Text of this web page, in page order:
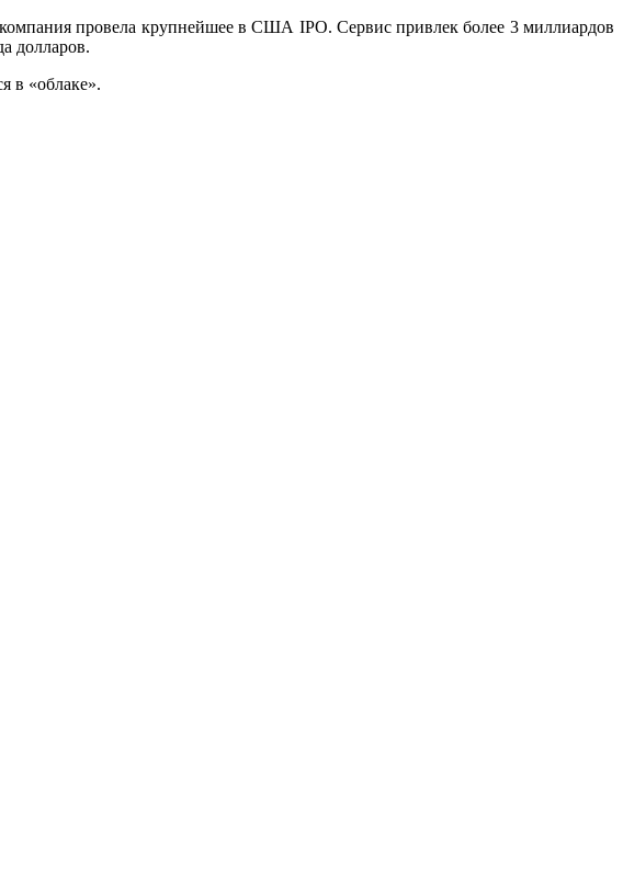
провела крупнейшее в США IPO. Сервис привлек более 3 миллиардов
долларов.
в «облаке».